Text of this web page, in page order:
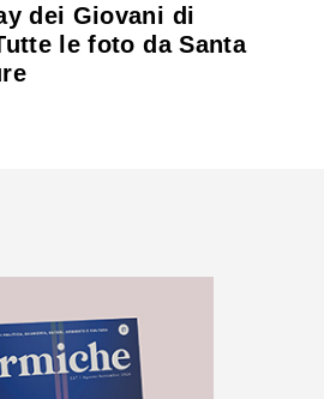
dei Giovani di
le foto da Santa